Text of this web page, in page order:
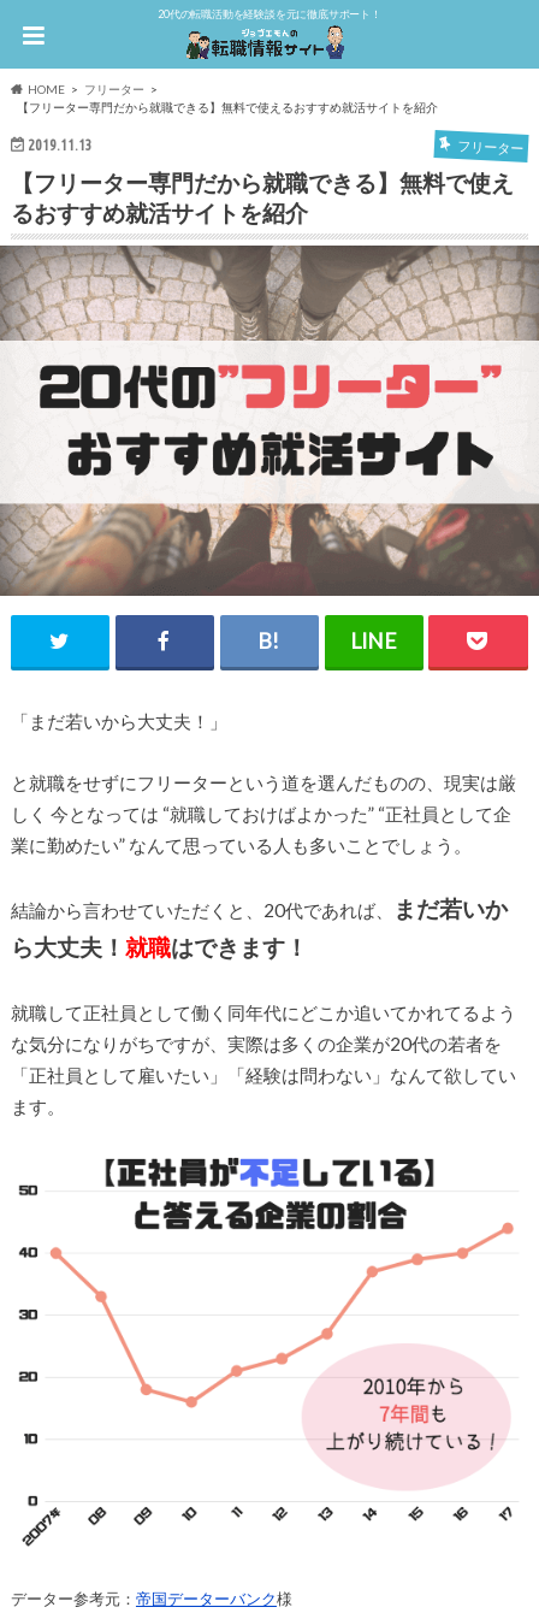
20代の転職活動を経験談を元に徹底サポート！
HOME
フリーター
【フリーター専門だから就職できる】無料で使えるおすすめ就活サイトを紹介
2019.11.13 フリーター
【フリーター専門だから就職できる】無料で使え
るおすすめ就活サイトを紹介
「まだ若いから大丈夫！」
と就職をせずにフリーターという道を選んだものの、現実は厳
しく 今となっては “就職しておけばよかった” “正社員として企
業に勤めたい” なんて思っている人も多いことでしょう。
結論から言わせていただくと、20代であれば、
まだ若いか
ら大丈夫！ 就職はできます！
就職して正社員として働く同年代にどこか追いてかれてるよう
な気分になりがちですが、実際は多くの企業が20代の若者を
「正社員として雇いたい」「経験は問わない」なんて欲してい
ます。
データー参考元： 帝国データーバンク様